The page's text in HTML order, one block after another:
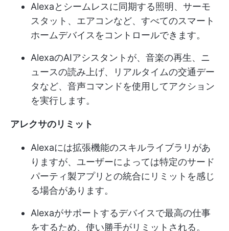
Alexaとシームレスに同期する照明、サーモ
スタット、エアコンなど、すべてのスマート
ホームデバイスをコントロールできます。
AlexaのAIアシスタントが、音楽の再生、ニ
ュースの読み上げ、リアルタイムの交通デー
タなど、音声コマンドを使用してアクション
を実行します。
アレクサのリミット
Alexaには拡張機能のスキルライブラリがあ
りますが、ユーザーによっては特定のサード
パーティ製アプリとの統合にリミットを感じ
る場合があります。
Alexaがサポートするデバイスで最高の仕事
をするため、使い勝手がリミットされる。